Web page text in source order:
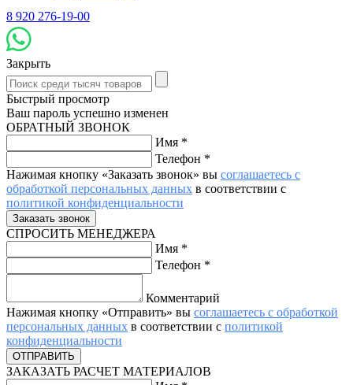
8 920 276-19-00
Закрыть
Быстрый просмотр
Ваш пароль успешно изменен
ОБРАТНЫЙ ЗВОНОК
Имя *
Телефон *
Нажимая кнопку «Заказать звонок» вы соглашаетесь с
обработкой персональных данных в соответствии с
политикой конфиденциальности
СПРОСИТЬ МЕНЕДЖЕРА
Имя *
Телефон *
Комментарий
Нажимая кнопку «Отправить» вы соглашаетесь с обработкой
персональных данных в соответствии с политикой
конфиденциальности
ЗАКАЗАТЬ РАСЧЕТ МАТЕРИАЛОВ